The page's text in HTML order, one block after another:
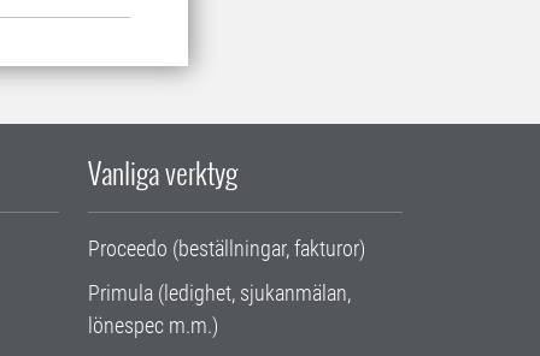
Vanliga verktyg
Proceedo (beställningar, fakturor)
Primula (ledighet, sjukanmälan,
lönespec m.m.)